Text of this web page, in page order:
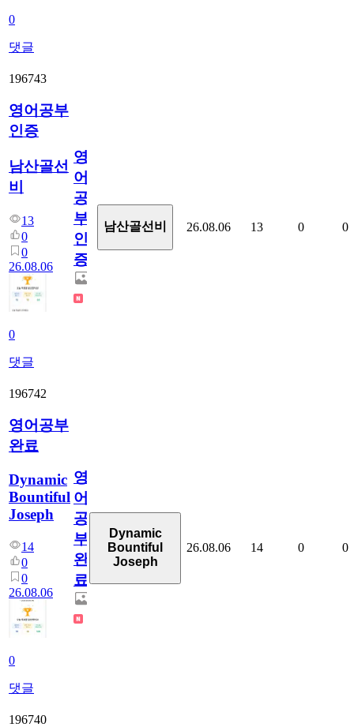
0
댓글
196743
영어공부
인증
남산골선
비
13
0
0
26.08.06
0
댓글
영
어
공
부
인
증
남산골선비 26.08.06 13 0 0
196742
영어공부
완료
Dynamic
Bountiful
Joseph
14
0
0
26.08.06
0
댓글
영
어
공
부
완
료
Dynamic
Bountiful
Joseph
26.08.06 14 0 0
196740